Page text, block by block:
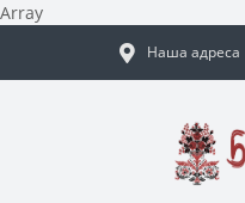
Array
Наша адреса